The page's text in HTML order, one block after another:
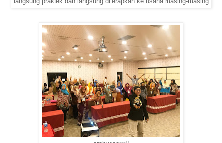
langsung praktek dan langsung diterapkan ke usaha masing-masing